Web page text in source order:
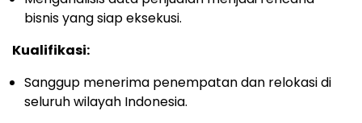
bisnis yang siap eksekusi.
Kualifikasi:
Sanggup menerima penempatan dan relokasi di
seluruh wilayah Indonesia.